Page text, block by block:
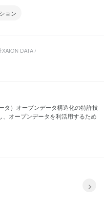
ョン
DATA /
タ）オープンデータ構造化の特許技
オープンデータを利活用するため